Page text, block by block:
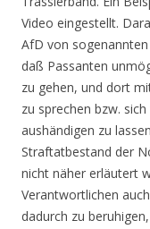
Video eingestellt.
AfD von
daß Passanten
zu gehen, und dort
zu sprechen bzw.
aushändigen zu
Straftatbestand der
nicht näher erläutert
Verantwortlichen
dadurch zu